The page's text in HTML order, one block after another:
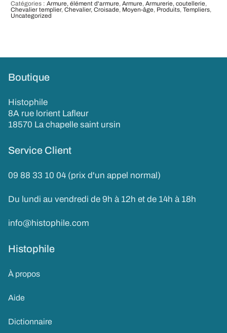
Catégories : Armure, élément d'armure, Armure, Armurerie, coutellerie,
Chevalier templier, Chevalier, Croisade, Moyen-âge, Produits, Templiers,
Uncategorized
Boutique
Histophile
8A rue lorient Lafleur
18570 La chapelle saint ursin
Service Client
09 88 33 10 04 (prix d'un appel normal)
Du lundi au vendredi de 9h à 12h et de 14h à 18h
info@histophile.com
Histophile
À propos
Aide
Dictionnaire